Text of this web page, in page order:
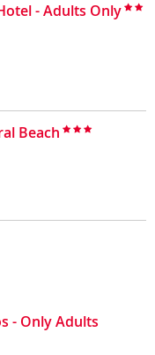
- Adults Only
Beach
- Only Adults